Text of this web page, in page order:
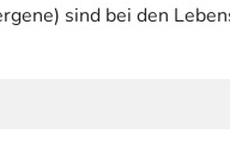
sind bei den